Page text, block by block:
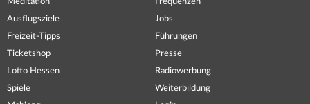
Meditation
Ausflugsziele
Freizeit-Tipps
Ticketshop
Lotto Hessen
Spiele
Frequenzen
Jobs
Führungen
Presse
Radiowerbung
Weiterbildung